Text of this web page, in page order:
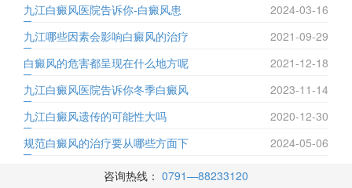
九江白癜风医院告诉你-白癜风患
2024-03-16
九江哪些因素会影响白癜风的治疗
2021-09-29
白癜风的危害都呈现在什么地方呢
2021-12-18
九江白癜风医院告诉你冬季白癜风
2023-11-14
九江白癜风遗传的可能性大吗
2020-12-30
规范白癜风的治疗要从哪些方面下
2024-05-06
咨询热线： 0791—88233120